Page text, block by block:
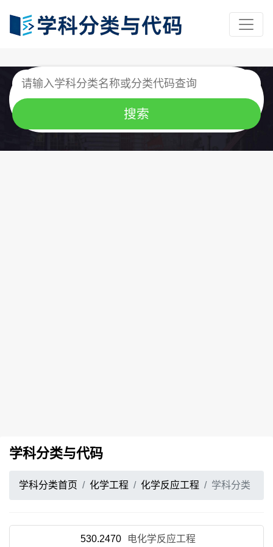
学科分类与代码
学科分类首页 化学工程 化学反应工程 学科分类
530.2470 电化学反应工程